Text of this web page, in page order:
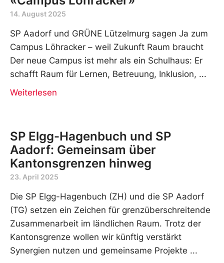
14. August 2025
SP Aadorf und GRÜNE Lützelmurg sagen Ja zum
Campus Löhracker – weil Zukunft Raum braucht
Der neue Campus ist mehr als ein Schulhaus: Er
schafft Raum für Lernen, Betreuung, Inklusion,
Weiterlesen
SP Elgg-Hagenbuch und SP
Aadorf: Gemeinsam über
Kantonsgrenzen hinweg
23. April 2025
Die SP Elgg-Hagenbuch (ZH) und die SP Aadorf
(TG) setzen ein Zeichen für grenzüberschreitende
Zusammenarbeit im ländlichen Raum. Trotz der
Kantonsgrenze wollen wir künftig verstärkt
Synergien nutzen und gemeinsame Projekte